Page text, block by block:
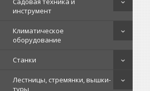
инструмент
Климатическое
оборудование
Станки
Лестницы, стремянки, вышки-
туры